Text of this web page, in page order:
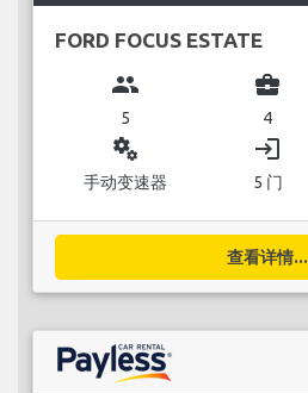
FORD FOCUS ESTATE
group
5
business_center
4
miscellaneous_services
手动变速器
login
5 门
查看详情...